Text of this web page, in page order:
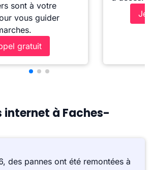
sont à votre
vous guider
gratuit
Je
internet à Faches-
des pannes ont été remontées à